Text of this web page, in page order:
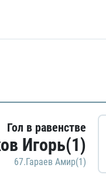
Гол в равенстве
Игорь(1)
67.Гараев Амир(1)